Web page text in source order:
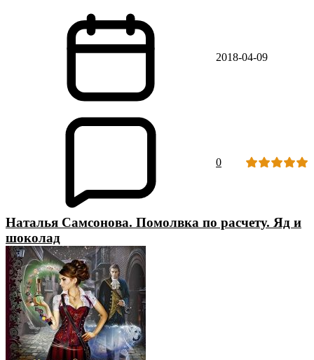
2018-04-09
0
Наталья Самсонова. Помолвка по расчету. Яд и
шоколад